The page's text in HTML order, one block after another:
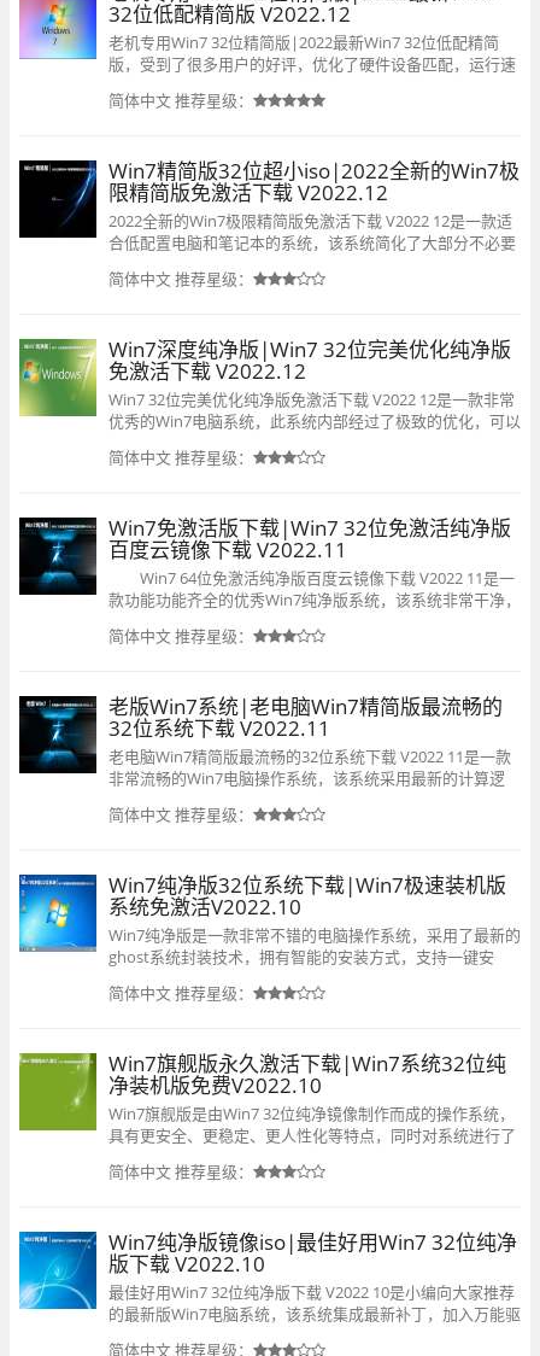
32位低配精简版 V2022.12
老机专用Win7 32位精简版|2022最新Win7 32位低配精简
版，受到了很多用户的好评，优化了硬件设备匹配，运行速
自带最新的通用驱动程序包，支持所有的32位台式或笔记本
简体中文推荐星级：
Win7精简版32位超小iso|2022全新的Win7极
限精简版免激活下载 V2022.12
2022全新的Win7极限精简版免激活下载 V2022 12是一款适
合低配置电脑和笔记本的系统，该系统简化了大部分不必要
响，全方面优化。系统更加精简，运行更为流畅。
简体中文推荐星级：
Win7深度纯净版|Win7 32位完美优化纯净版
免激活下载 V2022.12
Win7 32位完美优化纯净版免激活下载 V2022 12是一款非常
优秀的Win7电脑系统，此系统内部经过了极致的优化，可以
何软件，安全绿色，有需要的小伙伴快来下载吧。
简体中文推荐星级：
Win7免激活版下载|Win7 32位免激活纯净版
百度云镜像下载 V2022.11
Win7 64位免激活纯净版百度云镜像下载 V2022 11是一
款功能功能齐全的优秀Win7纯净版系统，该系统非常干净，
流畅运行。欢迎有需要的用户前来下载。
简体中文推荐星级：
老版Win7系统|老电脑Win7精简版最流畅的
32位系统下载 V2022.11
老电脑Win7精简版最流畅的32位系统下载 V2022 11是一款
非常流畅的Win7电脑操作系统，该系统采用最新的计算逻
故蓝屏错误问题，很是适用于老电脑，有需要的用户快来下
简体中文推荐星级：
Win7纯净版32位系统下载|Win7极速装机版
系统免激活V2022.10
Win7纯净版是一款非常不错的电脑操作系统，采用了最新的
ghost系统封装技术，拥有智能的安装方式，支持一键安
机型，安装后可以安全稳定运行，有需要的用户快来下载体
简体中文推荐星级：
Win7旗舰版永久激活下载|Win7系统32位纯
净装机版免费V2022.10
Win7旗舰版是由Win7 32位纯净镜像制作而成的操作系统，
具有更安全、更稳定、更人性化等特点，同时对系统进行了
性，适用于各种办公和游戏人群使用，有需要的用户快来下
简体中文推荐星级：
Win7纯净版镜像iso|最佳好用Win7 32位纯净
版下载 V2022.10
最佳好用Win7 32位纯净版下载 V2022 10是小编向大家推荐
的最新版Win7电脑系统，该系统集成最新补丁，加入万能驱
简体中文推荐星级：